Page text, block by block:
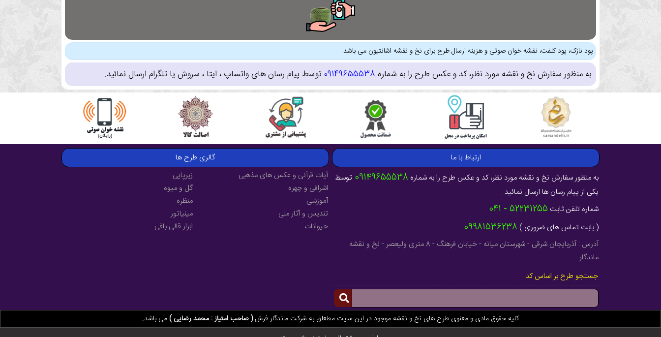
پود نازک، پود کلفت، نقشه خوان صوتی و هزینه ارسال طرح برای نخ و نقشه اشانتیون می باشد.
به منظور سفارش نخ و نقشه مورد نظر، کد و عکس طرح را به شماره 09149655538توسط پیام رسان های واتساپ ، ایتا ، سروش یا تلگرام ارسال نمائید.
ارتباط با ما
به منظور سفارش نخ و نقشه مورد نظر، کد و عکس طرح را به شماره 09149655538 توسط
یکی از پیام رسان ها ارسال نمائید .
شماره تلفن ثابت 52231255 - 041
( بابت تماس های ضروری ) 09981536238
آدرس : آذربایجان شرقی - شهرستان میانه - خیابان فرهنگ - 8 متری ولیعصر - نخ و نقشه
ماندگار
جستجو طرح بر اساس کد
گالری طرح ها
آیات قرآنی و عکس های مذهبی
اشرافی و چهره
آموزشی
تندیس و آثار ملی
حیوانات
زیرپایی
گل و میوه
منظره
مینیاتور
ابزار قالی بافی
کلیه حقوق مادی و معنوی طرح های نخ و نقشه موجود در این سایت مطعلق به شرکت ماندگار فرش( صاحب امتیاز : محمد رضایی ) می باشد.